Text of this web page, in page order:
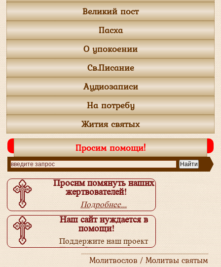
Великий пост
Пасха
О упокоении
Св.Писание
Аудиозаписи
На потребу
Жития святых
Просим помощи!
Просим помянуть наших
жертвователей!
Подробнее...
Наш сайт нуждается в
помощи!
Поддержите наш проект
Подробнее...
Молитвослов / Молитвы святым